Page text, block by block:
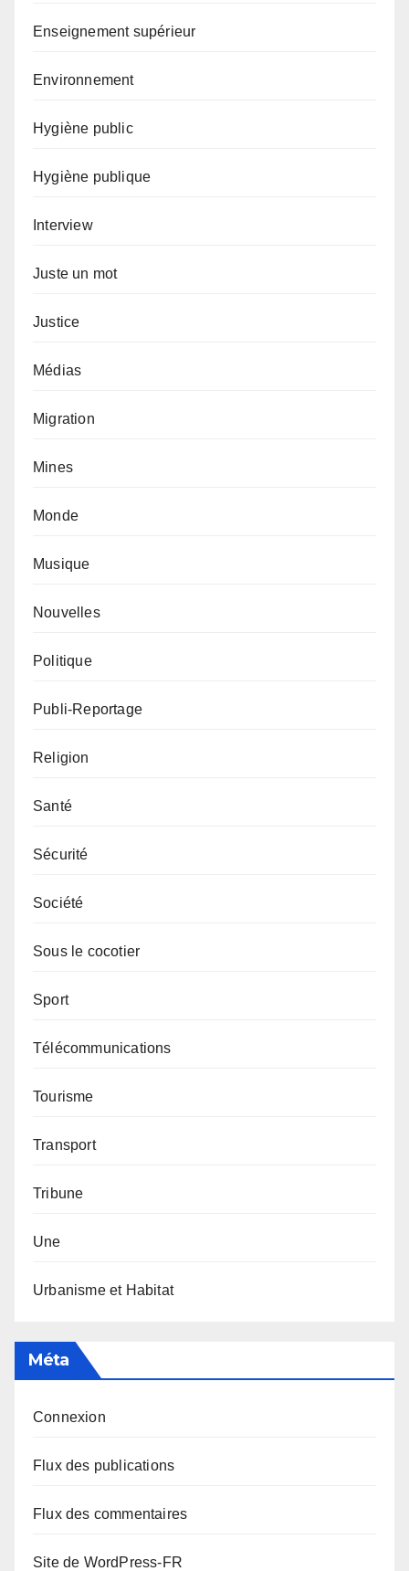
Enseignement supérieur
Environnement
Hygiène public
Hygiène publique
Interview
Juste un mot
Justice
Médias
Migration
Mines
Monde
Musique
Nouvelles
Politique
Publi-Reportage
Religion
Santé
Sécurité
Société
Sous le cocotier
Sport
Télécommunications
Tourisme
Transport
Tribune
Une
Urbanisme et Habitat
Méta
Connexion
Flux des publications
Flux des commentaires
Site de WordPress-FR